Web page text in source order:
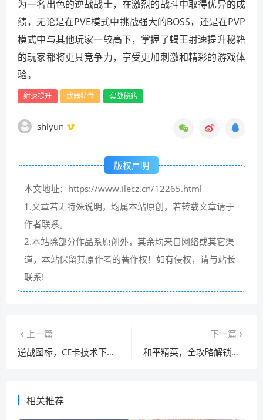
为一名出色的逆战战士，在激烈的战斗中取得优异的成
绩，无论是在PVE模式中挑战强大的BOSS，还是在PVP
模式中与其他玩家一较高下，掌握了蝎王射速提升秘籍
的玩家都将更具竞争力，享受更加刺激和精彩的游戏体
验。
射速提升 武器特性 实战秘籍
shiyun
版权声明
本文地址：https://www.ilecz.cn/12265.html
1.文章若无特殊说明，均属本站原创，若转载文章请于
作者联系。
2.本站除部分作品系原创外，其余均来自网络或其它渠
道，本站保留其原作者的著作权！如有侵权，请与站长
联系!
上一篇
逆战图标，CE卡技术下游戏视觉与技术融合传奇
下一篇
和平精英，全攻略解锁个性装扮领取秘籍
相关推荐